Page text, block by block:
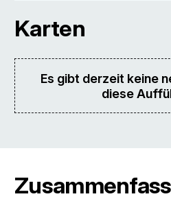
Karten
Es gibt derzeit keine
diese